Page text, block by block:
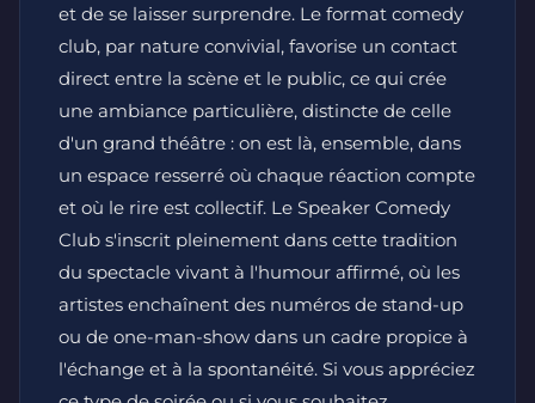
et de se laisser surprendre. Le format comedy
club, par nature convivial, favorise un contact
direct entre la scène et le public, ce qui crée
une ambiance particulière, distincte de celle
d'un grand théâtre : on est là, ensemble, dans
un espace resserré où chaque réaction compte
et où le rire est collectif. Le Speaker Comedy
Club s'inscrit pleinement dans cette tradition
du spectacle vivant à l'humour affirmé, où les
artistes enchaînent des numéros de stand-up
ou de one-man-show dans un cadre propice à
l'échange et à la spontanéité. Si vous appréciez